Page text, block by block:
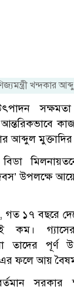
খন্দকার
আব্দুল
উপলক্ষে
গত ১৭ বছরে
কম।
তাদের পূর্ণ
এর ফলে আয়
সরকার